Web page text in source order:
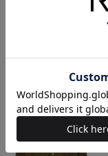
32,800円（税込）